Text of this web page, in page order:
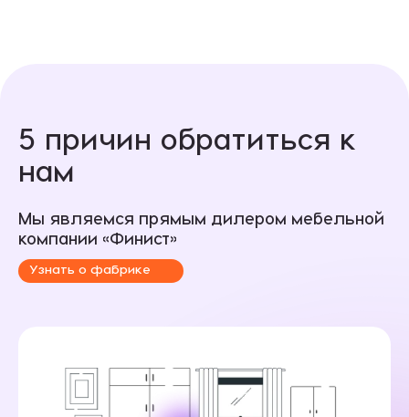
5 причин обратиться к
нам
Мы являемся прямым дилером мебельной
компании «Финист»
Узнать о фабрике